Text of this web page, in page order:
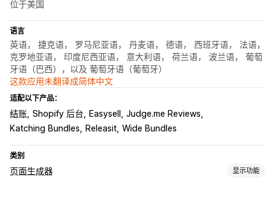
位于美国
语言
英语， 捷克语， 罗马尼亚语， 丹麦语， 德语， 西班牙语， 法语，
克罗地亚语， 印度尼西亚语， 意大利语， 荷兰语， 波兰语， 葡萄
牙语（巴西），以及 葡萄牙语（葡萄牙）
这款应用未翻译成简体中文
适配以下产品：
结账 Shopify 后台 Easysell
Judge.me Reviews
Katching Bundles
Releasit Wide Bundles
类别
页面生成器 显示功能